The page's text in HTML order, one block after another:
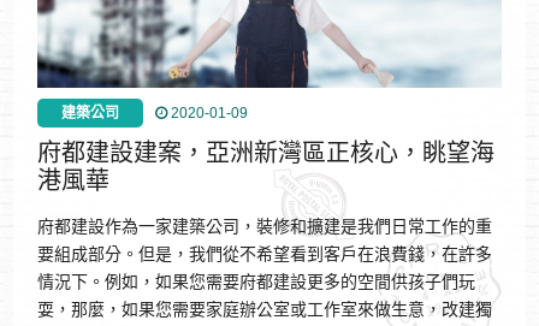
建築公司 2020-01-09
府都建設建案，亞洲新灣區正核心，眺望海
港風華
府都建設作為一家建築公司，裝修和擴建是我們日常工作的重
要組成部分。但是，我們從不希望看到客戶在浪費錢，在許多
情況下。例如，如果您需要府都建設更多的空間供孩子們玩
耍，那麼，如果您需要家庭辦公室或工作室來做生意，改建獨